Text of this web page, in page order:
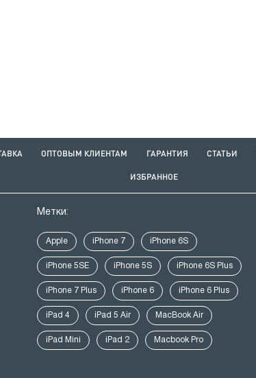
ОПТОВЫМ КЛИЕНТАМ ГАРАНТИЯ СТАТЬИ
ИЗБРАННОЕ
Метки:
Apple iPhone 7 iPhone 6S
iPhone 5SE iPhone 5S iPhone 6S Plus
iPhone 7 Plus iPhone 6 iPhone 6 Plus
iPad 4 iPad 5 Air MacBook Air
iPad Mini iPad 2 Macbook Pro